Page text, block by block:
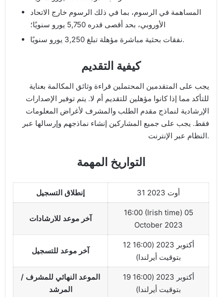
المساهمة في الرسوم، بما في ذلك الرسوم خارج الاتحاد
الأوروبي، بحد أقصى قدره 5,750 يورو سنويًا؛
نفقات بحثية مباشرة مؤهلة تبلغ 3,250 يورو سنويًا.
كيفية التقديم
يجب على المتقدمين المحتملين قراءة وثائق المكالمة بعناية
للتأكد مما إذا كانوا مؤهلين للتقديم أم لا. يتم توفير الإصدارات
الإرشادية لنماذج مقدم الطلب والمشرف لأغراض المعلومات
فقط. يجب على جميع المشاركين إنشاء نماذجهم وإرسالها عبر
النظام عبر الإنترنت.
التواريخ المهمة
إنطلاق التسجيل 31 أوت 2023
آخر موعد للارشادات
16:00 (Irish time) 05
October 2023
آخر موعد للتسجيل
12 أكتوبر 2023 (16:00
بتوقيت أيرلندا)
الموعد النهائي للمشرف /
المرشد
19 أكتوبر 2023 (16:00
بتوقيت أيرلندا)